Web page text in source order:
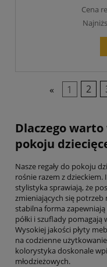
Cena
« 1 2
Dlaczego warto
pokoju
Nasze regały do pokoju
rośnie razem z
stylistyka sprawiają, że
zmieniających się potrzeb
stabilna forma
półki i szuflady
Wysokiej jakości płyty
na codzienne
kolorystyka doskonale
młodzieżowych.